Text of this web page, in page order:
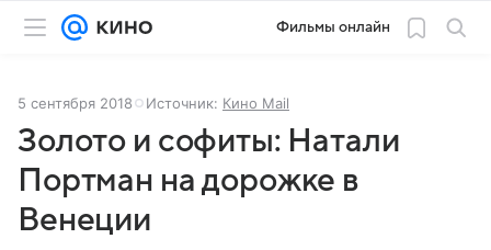
Фильмы онлайн
5 сентября 2018 Источник: Кино Mail
Золото и софиты: Натали
Портман на дорожке в
Венеции